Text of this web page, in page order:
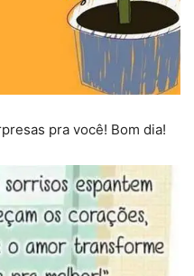
pra você! Bom dia!